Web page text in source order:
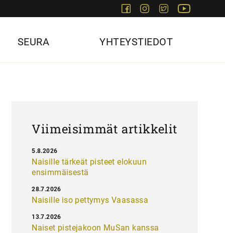
FacebookInstagram
Twitter
SEURA YHTEYSTIEDOT
Viimeisimmät artikkelit
Naisille tärkeät pisteet elokuun
ensimmäisestä
5.8.2026
Naisille iso pettymys Vaasassa
28.7.2026
Naiset pistejakoon MuSan kanssa
13.7.2026